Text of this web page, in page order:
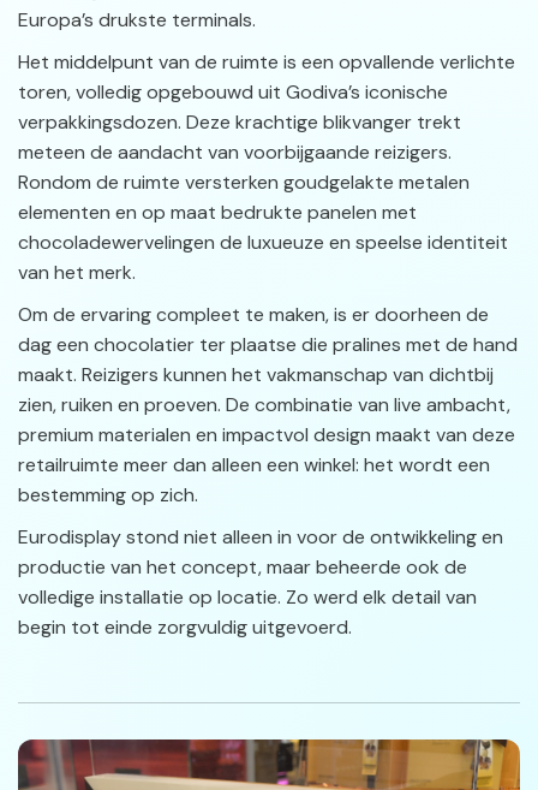
Europa’s drukste terminals.
Het middelpunt van de ruimte is een opvallende verlichte
toren, volledig opgebouwd uit Godiva’s iconische
verpakkingsdozen. Deze krachtige blikvanger trekt
meteen de aandacht van voorbijgaande reizigers.
Rondom de ruimte versterken goudgelakte metalen
elementen en op maat bedrukte panelen met
chocoladewervelingen de luxueuze en speelse identiteit
van het merk.
Om de ervaring compleet te maken, is er doorheen de
dag een chocolatier ter plaatse die pralines met de hand
maakt. Reizigers kunnen het vakmanschap van dichtbij
zien, ruiken en proeven. De combinatie van live ambacht,
premium materialen en impactvol design maakt van deze
retailruimte meer dan alleen een winkel: het wordt een
bestemming op zich.
Eurodisplay stond niet alleen in voor de ontwikkeling en
productie van het concept, maar beheerde ook de
volledige installatie op locatie. Zo werd elk detail van
begin tot einde zorgvuldig uitgevoerd.